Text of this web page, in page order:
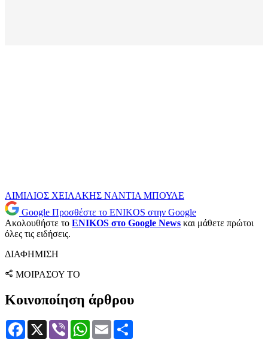
ΑΙΜΙΛΙΟΣ ΧΕΙΛΑΚΗΣ ΝΑΝΤΙΑ ΜΠΟΥΛΕ
Google Προσθέστε το ENIKOS στην Google
Ακολουθήστε το ENIKOS στο Google News και μάθετε πρώτοι
όλες τις ειδήσεις.
ΔΙΑΦΗΜΙΣΗ
ΜΟΙΡΑΣΟΥ ΤΟ
Κοινοποίηση άρθρου
Facebook
X Viber WhatsApp
Email